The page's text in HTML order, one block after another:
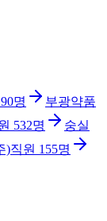
명
부광약품
532명
숭실
)직원 155명